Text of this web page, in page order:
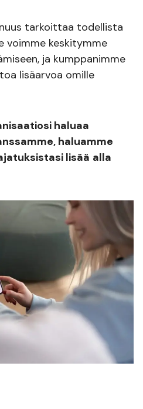
tarkoittaa todellista
voimme keskitymme
ja kumppanimme
lisäarvoa omille
haluaa
haluamme
lisää alla